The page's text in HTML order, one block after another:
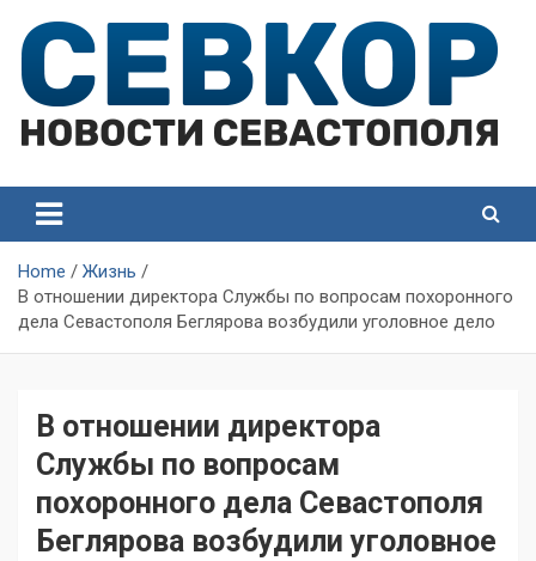
content
Севастополя
Севастополя
Home
Жизнь
В отношении директора Службы по вопросам похоронного
дела Севастополя Беглярова возбудили уголовное дело
В отношении директора
Службы по вопросам
похоронного дела Севастополя
Беглярова возбудили уголовное